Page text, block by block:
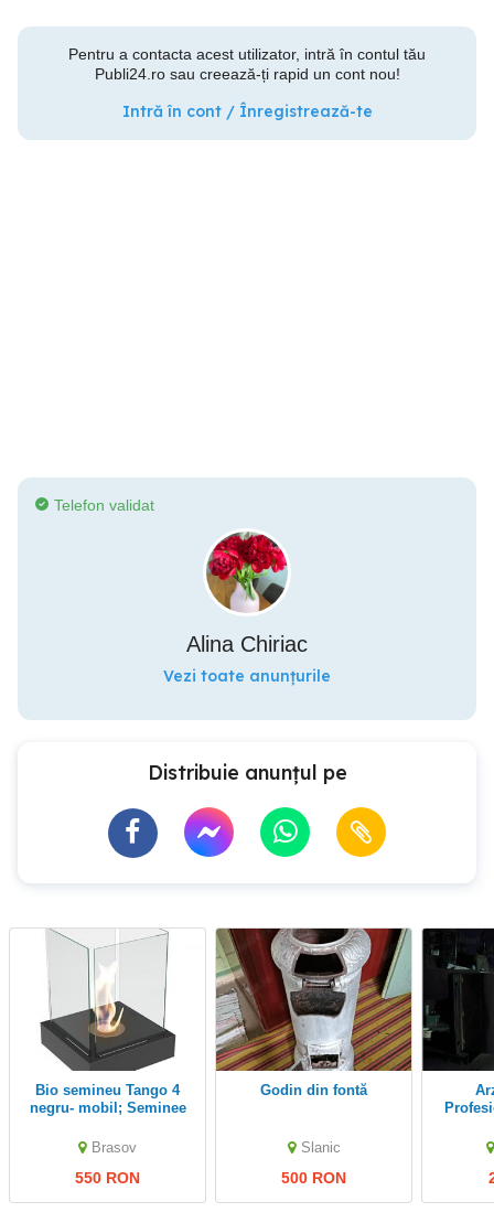
Pentru a contacta acest utilizator, intră în contul tău
Publi24.ro sau creează-ți rapid un cont nou!
Intră în cont / Înregistrează-te
Telefon validat
Alina Chiriac
Vezi toate anunțurile
Distribuie anunțul pe
Bio semineu Tango 4
negru- mobil; Seminee
Brasov
550 RON
Godin din fontă
Slanic
500 RON
Arzator Forja